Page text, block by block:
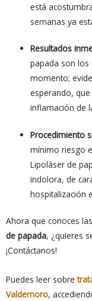
está
semanas ya
Resultados
papada son los
momento;
esperando,
inflamación de
Procedimiento
mínimo riesgo
Lipoláser de
indolora, de
hospitalización
Ahora que conoces
de papada, ¿quieres
¡Contáctanos!
Puedes leer sobre
Valdemoro,